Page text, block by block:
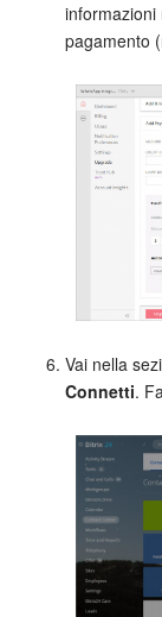
informazioni
pagamento
Vai nella
Connetti.